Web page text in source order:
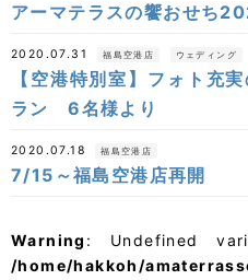
アーマテラスの饗おせち
2020.07.31 福島空港店 ウェディング
【空港特別室】フォト充
ラン 6名様より
2020.07.18 福島空港店
7/15～福島空港店再開
Warning : Undefined
/home/hakkoh/